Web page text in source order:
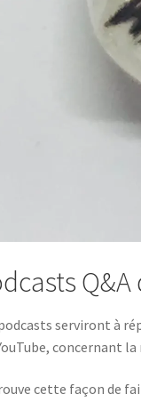
serviront à
concernant
cette façon de